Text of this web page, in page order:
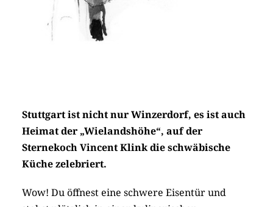
Stuttgart ist nicht nur Winzerdorf, es ist auch
Heimat der „Wielandshöhe“, auf der
Sternekoch Vincent Klink die schwäbische
Küche zelebriert.
Wow! Du öffnest eine schwere Eisentür und